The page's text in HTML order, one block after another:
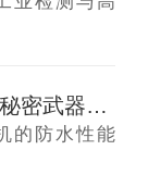
手机防水壳的秘密武器：灵科超声波焊接如何成...
的防水性能